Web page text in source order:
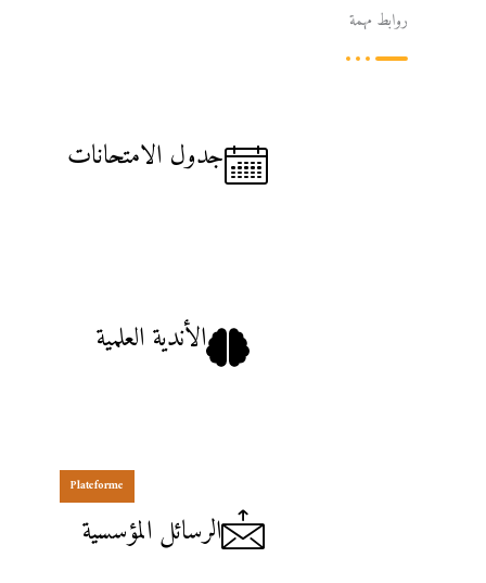
روابط مهمة
جدول الامتحانات
الأندية العلمية
الرسائل المؤسسية
Plateforme